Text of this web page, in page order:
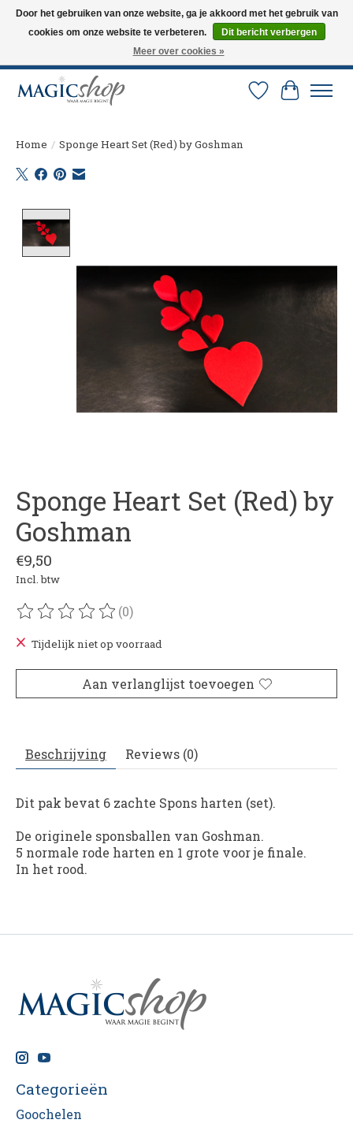
Altijd de nieuwste trucs op voorraad. Snelle verzending via PostNL en DHL.
Langskomen in onze winkel? Bel of mail om een afspraak te maken. 0251-
Verlanglijst
Home / Sponge Heart Set (Red) by Goshman
Sponge Heart Set (Red) by
Goshman
€9,50
Incl. btw
De beoordeling van dit product is
(0)
Tijdelijk niet op voorraad
Aan verlanglijst toevoegen
Beschrijving Reviews (0)
Dit pak bevat 6 zachte Spons harten (set).
De originele sponsballen van Goshman.
5 normale rode harten en 1 grote voor je finale.
In het rood.
Categorieën
Goochelen
Door het gebruiken van onze website, ga je akkoord met het gebruik van
cookies om onze website te verbeteren.
Dit bericht verbergen
Meer over cookies »